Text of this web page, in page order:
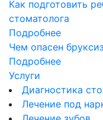
Как подготовить
стоматолога
Подробнее
Чем опасен
Подробнее
Услуги
Диагностика
Лечение под